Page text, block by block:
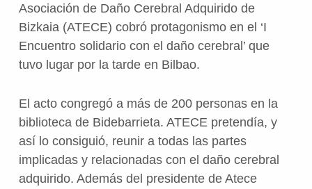
Asociación de Daño Cerebral Adquirido de
Bizkaia (ATECE) cobró protagonismo en el ‘I
Encuentro solidario con el daño cerebral’ que
tuvo lugar por la tarde en Bilbao.
El acto congregó a más de 200 personas en la
biblioteca de Bidebarrieta. ATECE pretendía, y
así lo consiguió, reunir a todas las partes
implicadas y relacionadas con el daño cerebral
adquirido. Además del presidente de Atece